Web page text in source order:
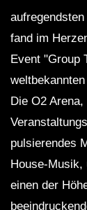
fand im
Event "Group
Die O2
pulsierendes
House-Musik,
einen der